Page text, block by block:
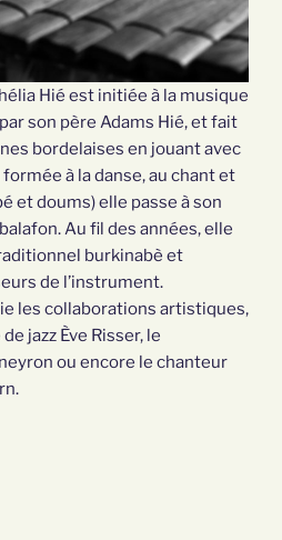
Hié est initiée à la musique
son père Adams Hié, et fait
bordelaises en jouant avec
à la danse, au chant et
et doums) elle passe à son
Au fil des années, elle
burkinabè et
de l’instrument.
les collaborations artistiques,
jazz Ève Risser, le
ou encore le chanteur